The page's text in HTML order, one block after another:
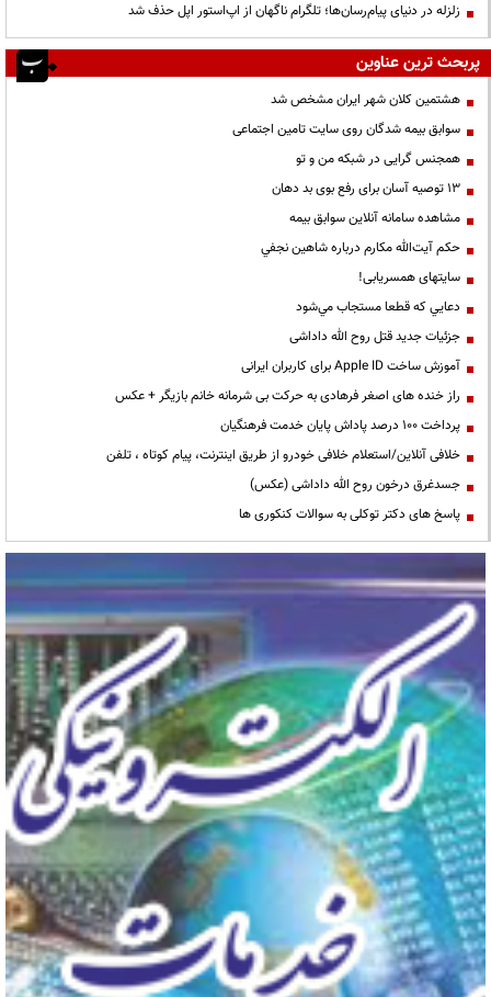
زلزله در دنیای پیام‌رسان‌ها؛ تلگرام ناگهان از اپ‌استور اپل حذف شد
پربحث ترین عناوین
هشتمین کلان شهر ایران مشخص شد
سوابق بیمه شدگان روی سایت تامین اجتماعی
همجنس گرایی در شبکه من و تو
13 توصیه آسان برای رفع بوی بد دهان
مشاهده سامانه آنلاين سوابق بیمه
حكم آيت‌الله مكارم درباره شاهين نجفي
سایتهای همسریابی!
دعايي كه قطعا مستجاب مي‌شود
جزئیات جدید قتل روح الله داداشی
آموزش ساخت Apple ID برای کاربران ایرانی
راز خنده های اصغر فرهادی به حرکت بی شرمانه خانم بازیگر + عکس
پرداخت ۱۰۰ درصد پاداش پایان خدمت فرهنگیان
خلافی آنلاین/استعلام خلافی خودرو از طریق اینترنت، پیام کوتاه ، تلفن
جسدغرق درخون روح الله داداشی (عکس)
پاسخ های دکتر توکلی به سوالات کنکوری ها